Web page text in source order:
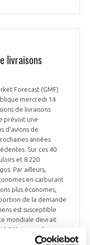
livraisons
Forecast (GMF)
mercredi 14
de livraisons
prévoit une
d'avions de
années
Sur ces 40
et 8 220
Par ailleurs,
en carburant
plus économes,
de la demande
est susceptible
mondiale devrait
560 appareils en